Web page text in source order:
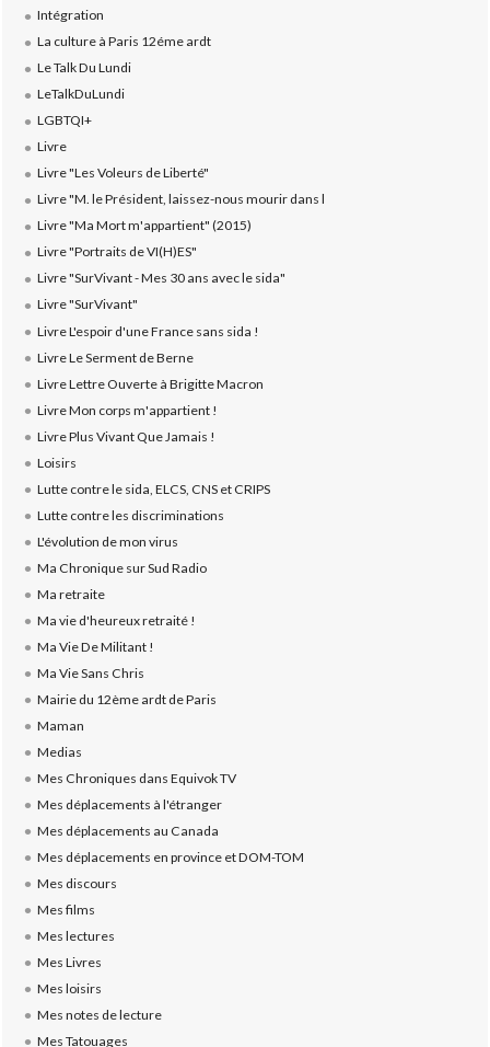
Intégration
La culture à Paris 12éme ardt
Le Talk Du Lundi
LeTalkDuLundi
LGBTQI+
Livre
Livre "Les Voleurs de Liberté"
Livre "M. le Président, laissez-nous mourir dans l
Livre "Ma Mort m'appartient" (2015)
Livre "Portraits de VI(H)ES"
Livre "SurVivant - Mes 30 ans avec le sida"
Livre "SurVivant"
Livre L'espoir d'une France sans sida !
Livre Le Serment de Berne
Livre Lettre Ouverte à Brigitte Macron
Livre Mon corps m'appartient !
Livre Plus Vivant Que Jamais !
Loisirs
Lutte contre le sida, ELCS, CNS et CRIPS
Lutte contre les discriminations
L'évolution de mon virus
Ma Chronique sur Sud Radio
Ma retraite
Ma vie d'heureux retraité !
Ma Vie De Militant !
Ma Vie Sans Chris
Mairie du 12ème ardt de Paris
Maman
Medias
Mes Chroniques dans Equivok TV
Mes déplacements à l'étranger
Mes déplacements au Canada
Mes déplacements en province et DOM-TOM
Mes discours
Mes films
Mes lectures
Mes Livres
Mes loisirs
Mes notes de lecture
Mes Tatouages